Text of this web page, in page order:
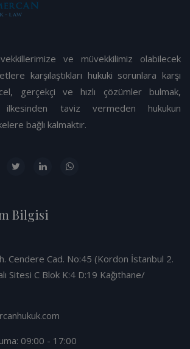
ve müvekkilimiz olabilecek
karşılaştıkları hukuki sorunlara karşı
gerçekçi ve hızlı çözümler bulmak,
ilkesinden taviz vermeden hukukun
bağlı kalmaktır.
Bilgisi
Cendere Cad. No:45 (Kordon İstanbul 2.
Sitesi C Blok K:4 D:19 Kağıthane/
09:00 - 17:00